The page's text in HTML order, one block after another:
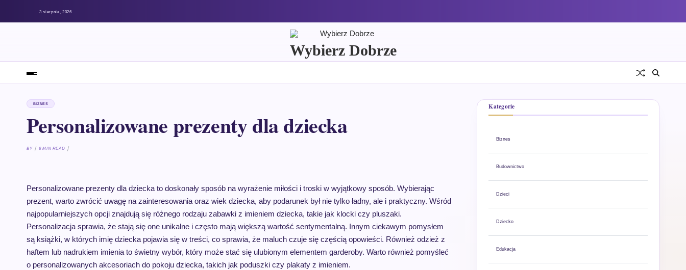
3 sierpnia, 2026
Wybierz Dobrze
BIZNES
Personalizowane prezenty dla dziecka
BY 8 MIN READ
Personalizowane prezenty dla dziecka to doskonały sposób na wyrażenie miłości i troski w wyjątkowy sposób. Wybierając
prezent, warto zwrócić uwagę na zainteresowania oraz wiek dziecka, aby podarunek był nie tylko ładny, ale i praktyczny. Wśród
najpopularniejszych opcji znajdują się różnego rodzaju zabawki z imieniem dziecka, takie jak klocki czy pluszaki.
Personalizacja sprawia, że stają się one unikalne i często mają większą wartość sentymentalną. Innym ciekawym pomysłem
są książki, w których imię dziecka pojawia się w treści, co sprawia, że maluch czuje się częścią opowieści. Również odzież z
haftem lub nadrukiem imienia to świetny wybór, który może stać się ulubionym elementem garderoby. Warto również pomyśleć
o personalizowanych akcesoriach do pokoju dziecka, takich jak poduszki czy plakaty z imieniem.
Kategorie
Biznes
Budownictwo
Dzieci
Dziecko
Edukacja